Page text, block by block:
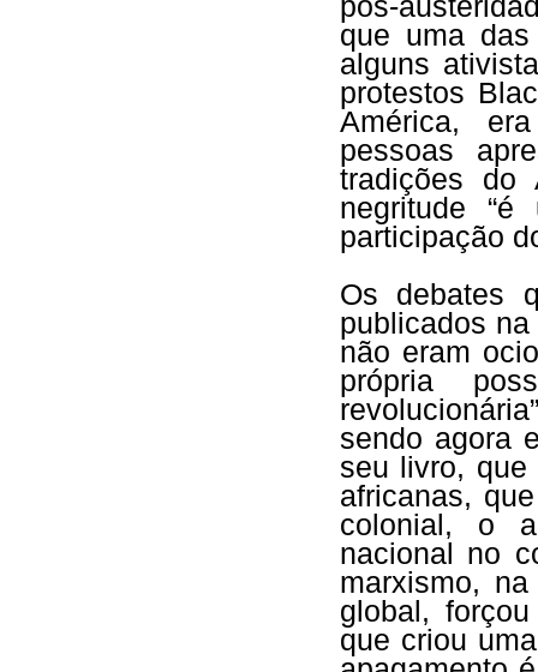
pós-
que uma das
alguns
protestos
América,
pessoas
tradições do
negritude
participação
Os debates
publicados
não eram
própria
sendo agora
seu livro,
africanas,
colonial, o
nacional no
marxismo,
global,
que criou